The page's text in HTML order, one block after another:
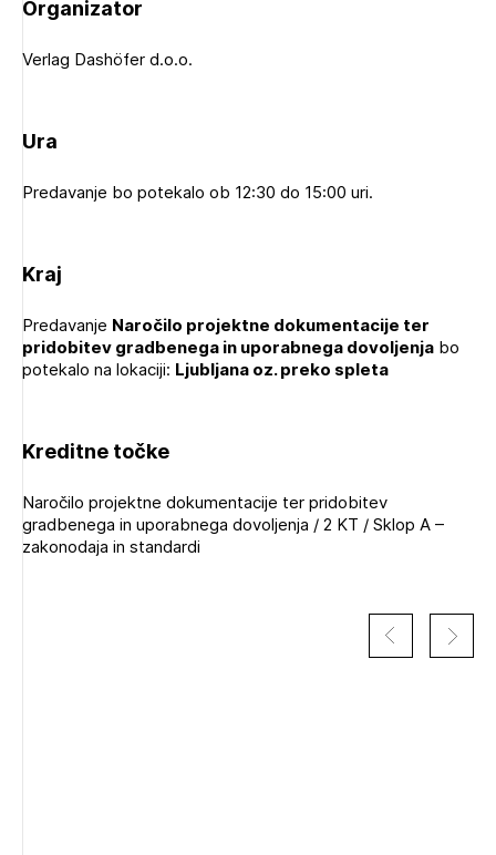
REGISTRIRAJTE SE
Organizator
Verlag Dashöfer d.o.o.
Ura
Predavanje bo potekalo ob 12:30 do 15:00 uri.
Kraj
Predavanje Naročilo projektne dokumentacije ter
pridobitev gradbenega in uporabnega dovoljenja bo
potekalo na lokaciji: Ljubljana oz. preko spleta
Kreditne točke
Naročilo projektne dokumentacije ter pridobitev
gradbenega in uporabnega dovoljenja / 2 KT / Sklop A –
zakonodaja in standardi
PRIJAVITE SE
Novičnik natečajev
Tedenski novičnik javnih naročil